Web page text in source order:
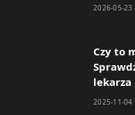
2026-05-23
Czy to
lekarza
2025-11-04